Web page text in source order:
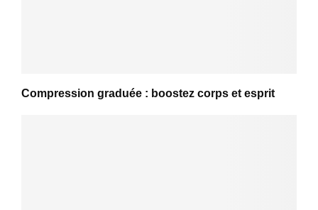
Compression graduée : boostez corps et esprit